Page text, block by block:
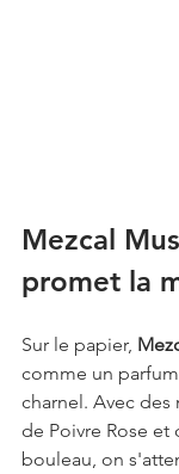
Mezcal
promet la
Sur le papier,
comme un
charnel. Avec des
de Poivre Rose
bouleau, on